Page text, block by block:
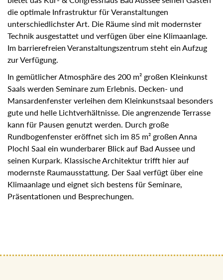
Gästen die optimale Infrastruktur für Veranstaltungen
unterschiedlichster Art. Die Räume sind mit modernster
Technik ausgestattet und verfügen über eine Klimaanlage.
Im barrierefreien Veranstaltungszentrum steht ein Aufzug
zur Verfügung.
In gemütlicher Atmosphäre des 200 m² großen Kleinkunst
Saals werden Seminare zum Erlebnis. Decken- und
Mansardenfenster verleihen dem Kleinkunstsaal
besonders gute und helle Lichtverhältnisse. Die
angrenzende Terrasse kann für Pausen genutzt
werden. Durch große Rundbogenfenster eröffnet sich im
85 m² großen Anna Plochl Saal ein wunderbarer Blick auf
Bad Aussee und seinen Kurpark. Klassische Architektur
trifft hier auf modernste Raumausstattung. Der Saal verfügt
über eine Klimaanlage und eignet sich bestens für
Seminare, Präsentationen und Besprechungen.